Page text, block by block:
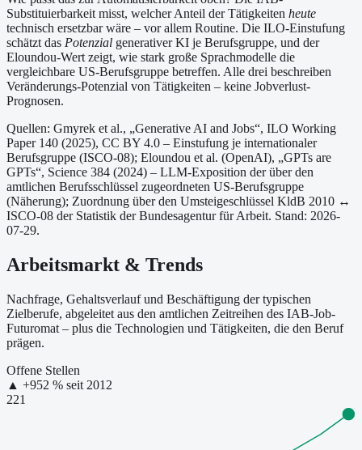
Substituierbarkeit misst, welcher Anteil der Tätigkeiten heute
technisch ersetzbar wäre – vor allem Routine. Die ILO-Einstufung
schätzt das Potenzial generativer KI je Berufsgruppe, und der
Eloundou-Wert zeigt, wie stark große Sprachmodelle die
vergleichbare US-Berufsgruppe betreffen. Alle drei beschreiben
Veränderungs-Potenzial von Tätigkeiten – keine Jobverlust-
Prognosen.
Quellen: Gmyrek et al., „Generative AI and Jobs“, ILO Working
Paper 140 (2025), CC BY 4.0 – Einstufung je internationaler
Berufsgruppe (ISCO-08); Eloundou et al. (OpenAI), „GPTs are
GPTs“, Science 384 (2024) – LLM-Exposition der über den
amtlichen Berufsschlüssel zugeordneten US-Berufsgruppe
(Näherung); Zuordnung über den Umsteigeschlüssel KldB 2010 ↔
ISCO-08 der Statistik der Bundesagentur für Arbeit. Stand: 2026-
07-29.
Arbeitsmarkt & Trends
Nachfrage, Gehaltsverlauf und Beschäftigung der typischen
Zielberufe, abgeleitet aus den amtlichen Zeitreihen des IAB-Job-
Futuromat – plus die Technologien und Tätigkeiten, die den Beruf
prägen.
Offene Stellen
▲ +952 % seit 2012
221